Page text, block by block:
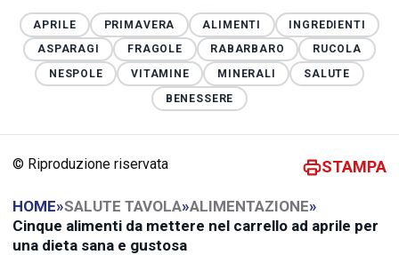
APRILE PRIMAVERA ALIMENTI
INGREDIENTI
ASPARAGI
FRAGOLE RABARBARO
RUCOLA
NESPOLE
VITAMINE MINERALI
SALUTE
BENESSERE
© Riproduzione riservata STAMPA
HOME»SALUTE TAVOLA»ALIMENTAZIONE»
Cinque alimenti da mettere nel carrello ad aprile per
una dieta sana e gustosa